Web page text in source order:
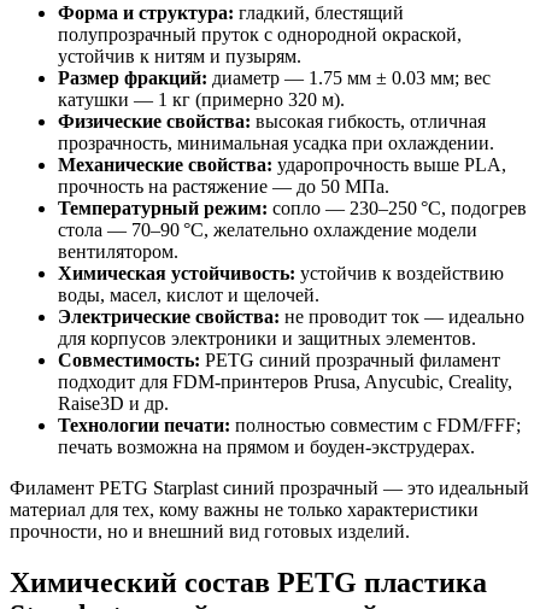
Форма и структура: гладкий, блестящий
полупрозрачный пруток с однородной окраской,
устойчив к нитям и пузырям.
Размер фракций: диаметр — 1.75 мм ± 0.03 мм; вес
катушки — 1 кг (примерно 320 м).
Физические свойства: высокая гибкость, отличная
прозрачность, минимальная усадка при охлаждении.
Механические свойства: ударопрочность выше PLA,
прочность на растяжение — до 50 МПа.
Температурный режим: сопло — 230–250 °C, подогрев
стола — 70–90 °C, желательно охлаждение модели
вентилятором.
Химическая устойчивость: устойчив к воздействию
воды, масел, кислот и щелочей.
Электрические свойства: не проводит ток — идеально
для корпусов электроники и защитных элементов.
Совместимость: PETG синий прозрачный филамент
подходит для FDM-принтеров Prusa, Anycubic, Creality,
Raise3D и др.
Технологии печати: полностью совместим с FDM/FFF;
печать возможна на прямом и боуден-экструдерах.
Филамент PETG Starplast синий прозрачный — это идеальный
материал для тех, кому важны не только характеристики
прочности, но и внешний вид готовых изделий.
Химический состав PETG пластика